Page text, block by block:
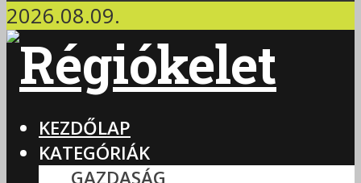
2026.08.09.
KEZDŐLAP
KATEGÓRIÁK
GAZDASÁG